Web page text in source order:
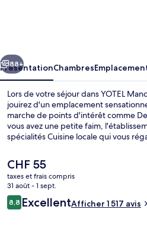
Suivant
88+
PrésentationChambres
Lors de votre séjour dans YOTEL
jouirez d'un emplacement
marche de points d'intérêt comme
vous avez une petite faim,
spécialités Cuisine locale qui vous
: un bar / salon et un snack-bar/une
attentionné et l'emplacement
des autres voyageurs. L'hébergement
distance à pied des transports
Peter's Square se trouve à 6 min et
à 8 min.
Le
prix
actuel
est
de
CHF 55
taxes et frais compris
31 août - 1 sept.
Avis
voyageurs
8,88,8 sur 10
ExcellentAfficher 1 517 avis